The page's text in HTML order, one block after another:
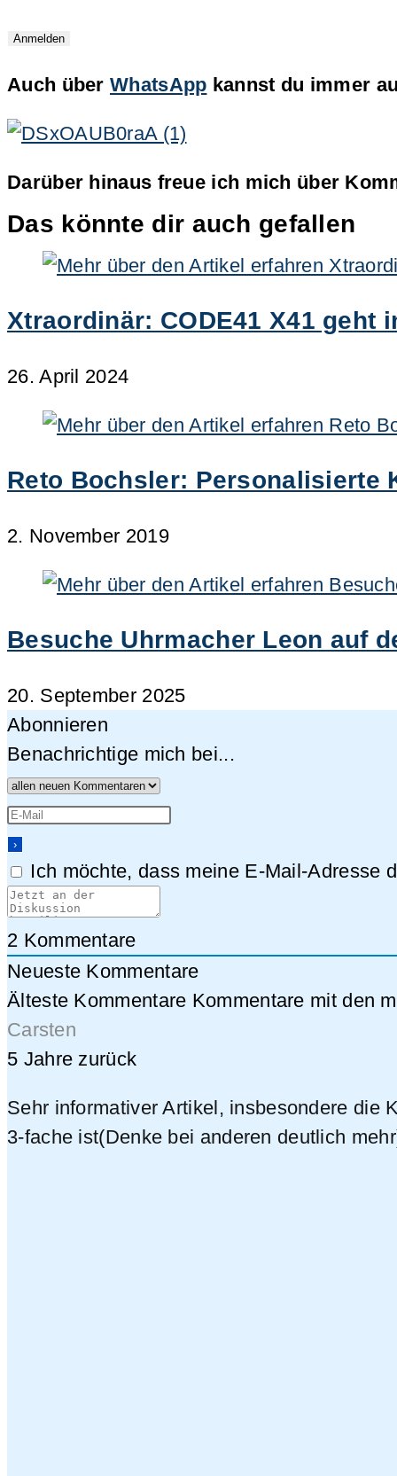
Auch überWhatsApp kannst du immer
Darüber hinaus freue ich mich über
Das könnte dir auch gefallen
Xtraordinär: CODE41 X41 geht
26. April 2024
Reto Bochsler: Personalisierte
2. November 2019
Besuche Uhrmacher Leon auf
20. September 2025
Abonnieren
Benachrichtige mich bei...
Ich möchte, dass meine E-Mail-Adresse
2 Kommentare
Neueste Kommentare
Älteste Kommentare Kommentare mit den
Carsten
5 Jahre zurück
Sehr informativer Artikel, insbesondere die
3-fache ist(Denke bei anderen deutlich